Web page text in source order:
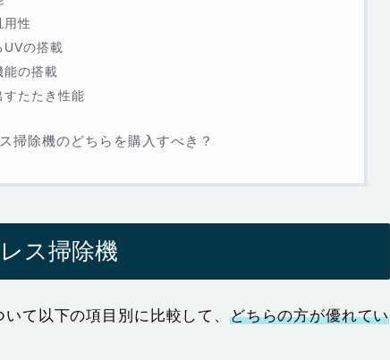
用性
UVの搭載
能の搭載
すたたき性能
掃除機のどちらを購入すべき？
ス掃除機
て以下の項目別に比較して、 どちらの方が優れてい